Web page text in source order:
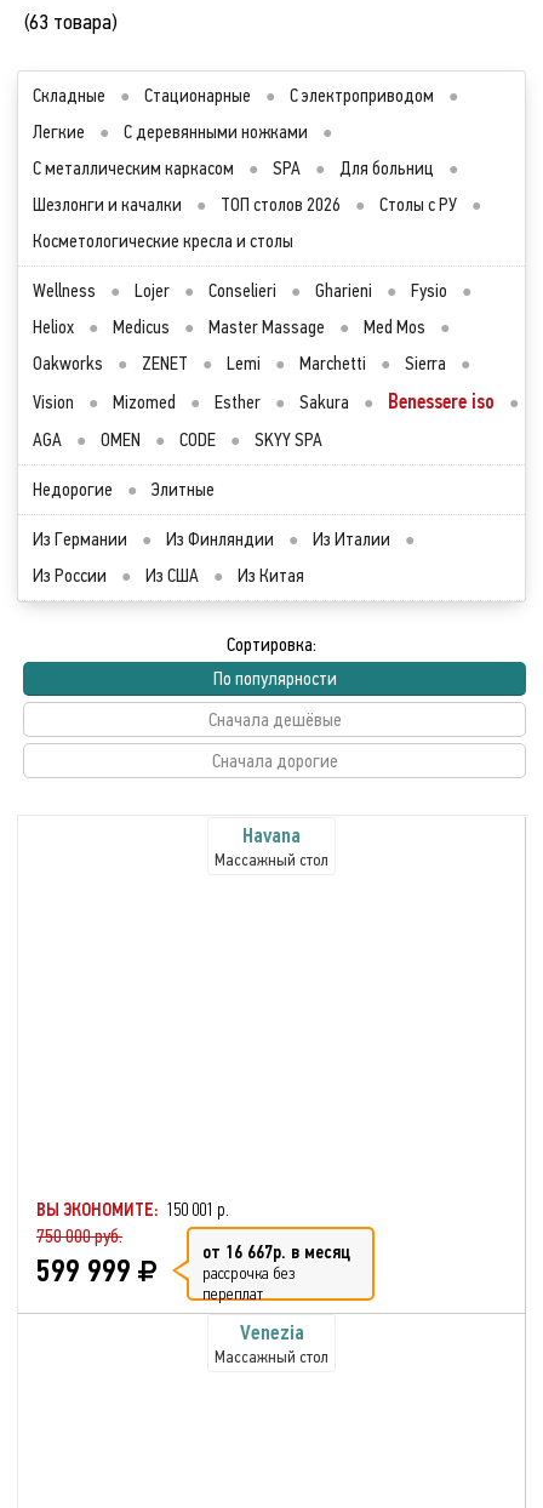
(63 товара)
Складные ● Стационарные ● С электроприводом
●
Легкие
● С деревянными ножками
●
С металлическим каркасом
● SPA ● Для больниц
●
Шезлонги и качалки
● ТОП столов 2026 ● Столы с РУ
●
Косметологические кресла и столы
Wellness ● Lojer ● Conselieri ● Gharieni ● Fysio
●
Heliox
● Medicus ● Master Massage ● Med Mos
●
Oakworks
● ZENET ● Lemi ● Marchetti ● Sierra
●
Vision
● Mizomed ● Esther ● Sakura ● Benessere iso
●
AGA
● OMEN ● CODE ● SKYY SPA
Недорогие ● Элитные
Из Германии ● Из Финляндии ● Из Италии
●
Из России
● Из США ● Из Китая
Сортировка:
По популярности
Сначала дешёвые
Сначала дорогие
Havana
Массажный стол
ВЫ ЭКОНОМИТЕ: 150 001 р.
750 000 руб.
599 999 от 16 667р. в месяц
рассрочка без
переплат
Venezia
Массажный стол